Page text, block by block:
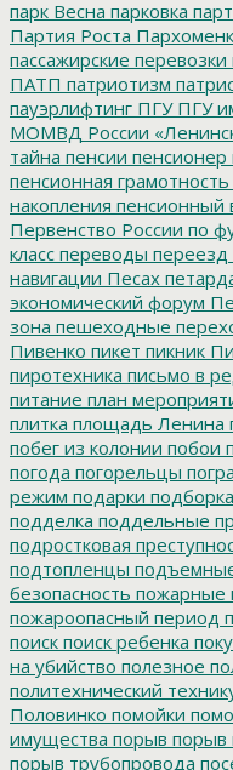
парк Весна парковка
Партия Роста
пассажирские перевозки
ПАТП патриотизм
пауэрлифтинг ПГУПГУ
МОМВД России
тайна пенсии пенсионер
пенсионная грамотность
накопления пенсионный
Первенство России по
класс переводы переезд
навигации Песах
экономический форум
зона пешеходные
Пивенко пикет пикник
пиротехника письмо в
питание план
плитка площадь Ленина
побег из колонии побои
погода погорельцы
режим подарки
подделка поддельные
подростковая
подтопленцы
безопасность пожарные
пожароопасный период
поиск поиск ребенка
на убийство полезное
политехнический
Половинко помойки
имущества порыв порыв
порыв трубопровода